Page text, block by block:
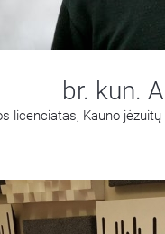
br. kun.
licenciatas, Kauno